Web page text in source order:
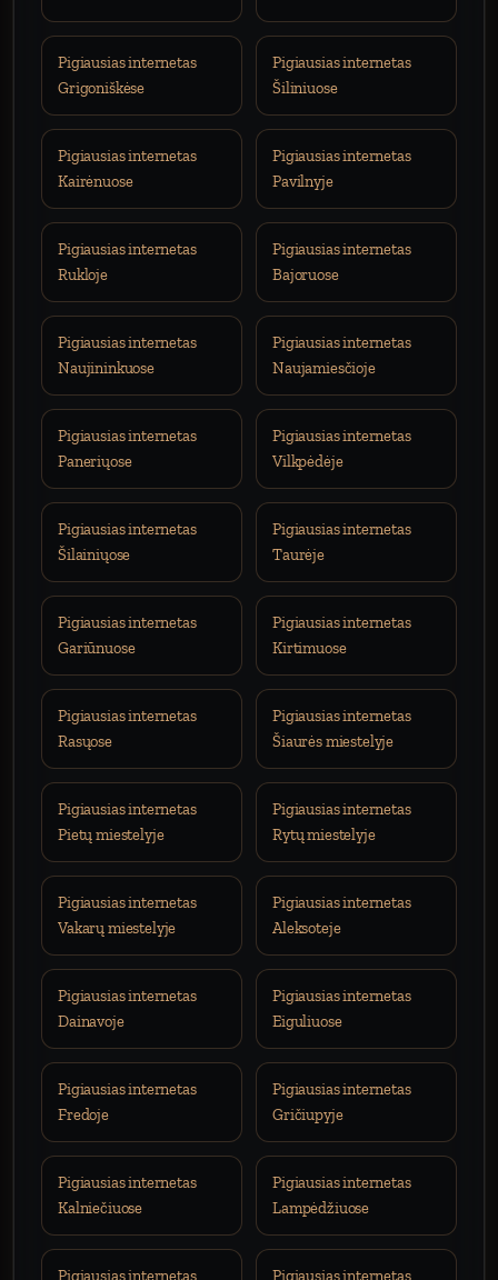
Pigiausias internetas
Grigoniškėse
Pigiausias internetas
Šiliniuose
Pigiausias internetas
Kairėnuose
Pigiausias internetas
Pavilnyje
Pigiausias internetas
Rukloje
Pigiausias internetas
Bajoruose
Pigiausias internetas
Naujininkuose
Pigiausias internetas
Naujamiesčioje
Pigiausias internetas
Paneriųose
Pigiausias internetas
Vilkpėdėje
Pigiausias internetas
Šilainiųose
Pigiausias internetas
Taurėje
Pigiausias internetas
Gariūnuose
Pigiausias internetas
Kirtimuose
Pigiausias internetas
Rasųose
Pigiausias internetas
Šiaurės miestelyje
Pigiausias internetas
Pietų miestelyje
Pigiausias internetas
Rytų miestelyje
Pigiausias internetas
Vakarų miestelyje
Pigiausias internetas
Aleksoteje
Pigiausias internetas
Dainavoje
Pigiausias internetas
Eiguliuose
Pigiausias internetas
Fredoje
Pigiausias internetas
Gričiupyje
Pigiausias internetas
Kalniečiuose
Pigiausias internetas
Lampėdžiuose
Pigiausias internetas
Pigiausias internetas